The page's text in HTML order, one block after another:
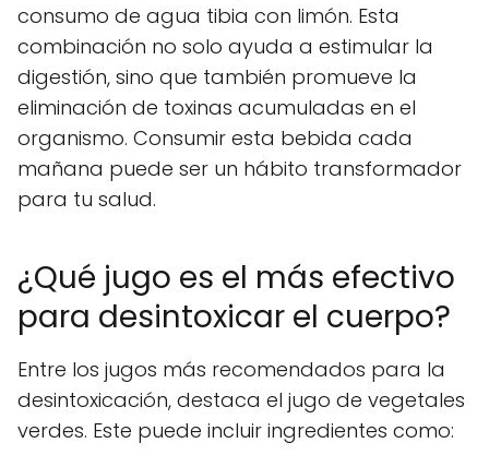
consumo de agua tibia con limón. Esta
combinación no solo ayuda a estimular la
digestión, sino que también promueve la
eliminación de toxinas acumuladas en el
organismo. Consumir esta bebida cada
mañana puede ser un hábito transformador
para tu salud.
¿Qué jugo es el más efectivo
para desintoxicar el cuerpo?
Entre los jugos más recomendados para la
desintoxicación, destaca el jugo de vegetales
verdes. Este puede incluir ingredientes como: